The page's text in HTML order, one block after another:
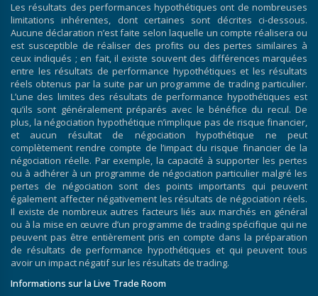
Les résultats des performances hypothétiques ont de nombreuses
limitations inhérentes, dont certaines sont décrites ci-dessous.
Aucune déclaration n’est faite selon laquelle un compte réalisera ou
est susceptible de réaliser des profits ou des pertes similaires à
ceux indiqués ; en fait, il existe souvent des différences marquées
entre les résultats de performance hypothétiques et les résultats
réels obtenus par la suite par un programme de trading particulier.
L’une des limites des résultats de performance hypothétiques est
qu’ils sont généralement préparés avec le bénéfice du recul. De
plus, la négociation hypothétique n’implique pas de risque financier,
et aucun résultat de négociation hypothétique ne peut
complètement rendre compte de l’impact du risque financier de la
négociation réelle. Par exemple, la capacité à supporter les pertes
ou à adhérer à un programme de négociation particulier malgré les
pertes de négociation sont des points importants qui peuvent
également affecter négativement les résultats de négociation réels.
Il existe de nombreux autres facteurs liés aux marchés en général
ou à la mise en œuvre d’un programme de trading spécifique qui ne
peuvent pas être entièrement pris en compte dans la préparation
de résultats de performance hypothétiques et qui peuvent tous
avoir un impact négatif sur les résultats de trading.
Informations sur la Live Trade Room